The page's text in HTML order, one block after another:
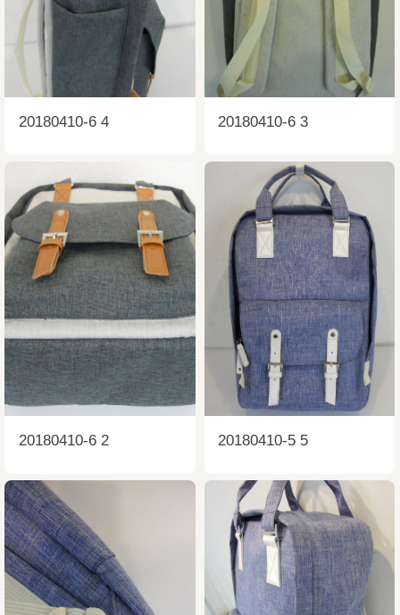
20180410-6 4 20180410-6 3
20180410-6 2 20180410-5 5